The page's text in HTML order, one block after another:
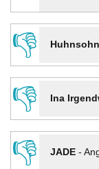
👎
Huhnsohn
👎
Ina
👎
JADE-